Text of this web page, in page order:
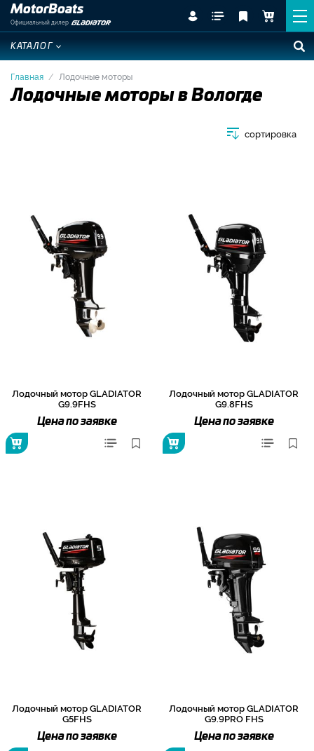
MotorBoats
Официальный дилер
КАТАЛОГ
Главная Лодочные моторы
Лодочные моторы в Вологде
сортировка
Лодочный мотор GLADIATOR
G9.9FHS
Цена по заявке
Лодочный мотор GLADIATOR
G9.8FHS
Цена по заявке
Лодочный мотор GLADIATOR
G5FHS
Цена по заявке
Лодочный мотор GLADIATOR
G9.9PRO FHS
Цена по заявке